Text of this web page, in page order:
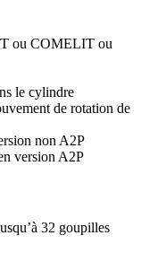
ou COMELIT ou
le cylindre
de rotation de
non A2P
version A2P
32 goupilles